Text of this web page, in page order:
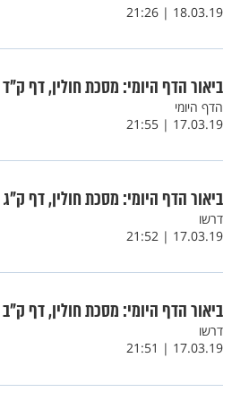
18.03.19 | 21:26
ביאור הדף היומי: מסכת חולין, דף ק"ד
הדף היומי
17.03.19 | 21:55
ביאור הדף היומי: מסכת חולין, דף ק"ג
דרשו
17.03.19 | 21:52
ביאור הדף היומי: מסכת חולין, דף ק"ב
דרשו
17.03.19 | 21:51